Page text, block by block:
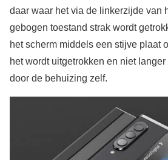
daar waar het via de linkerzijde van
gebogen toestand strak wordt
het scherm middels een stijve plaat
het wordt uitgetrokken en niet
door de behuizing zelf.